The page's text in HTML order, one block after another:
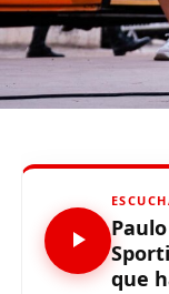
Comparte
RELATED TOPICS:
que